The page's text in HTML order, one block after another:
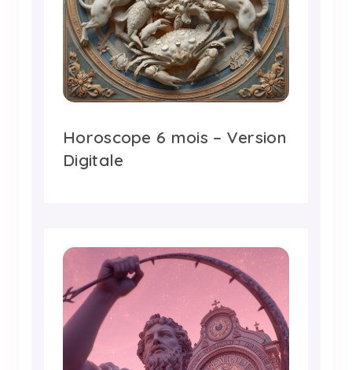
Horoscope 6 mois – Version
Digitale